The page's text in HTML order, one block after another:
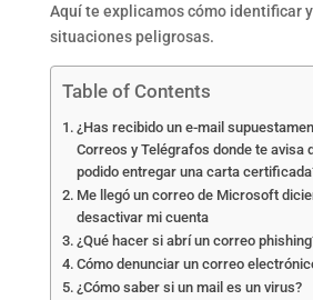
Aquí te explicamos cómo identificar
situaciones peligrosas.
Table of Contents
¿Has recibido un e-mail
Correos y Telégrafos donde te avisa
podido entregar una carta
Me llegó un correo de Microsoft
desactivar mi cuenta
¿Qué hacer si abrí un correo
Cómo denunciar un correo
¿Cómo saber si un mail es un virus?